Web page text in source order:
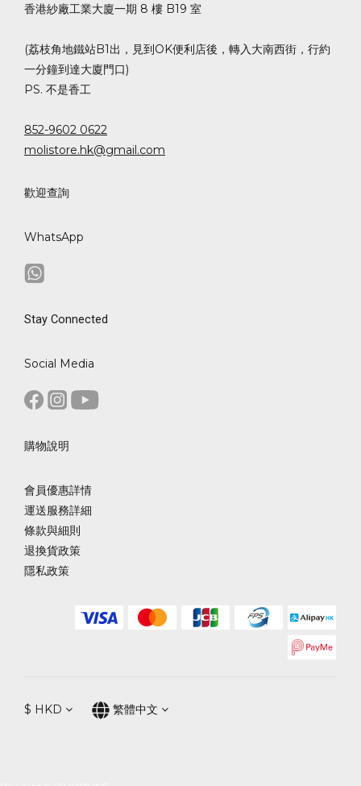
香港紗廠工業大廈一期 8 樓 B19 室
(荔枝角地鐵站B1出，見到OK便利店後，轉入大南西街，行約
一分鐘到達大廈門口)
PS. 不是香工
852-9602 0622
molistore.hk@gmail.com
歡迎查詢
WhatsApp
Stay Connected
Social Media
購物說明
會員優惠詳情
運送服務詳細
條款與細則
退換貨政策
隱私政策
$ HKD 繁體中文